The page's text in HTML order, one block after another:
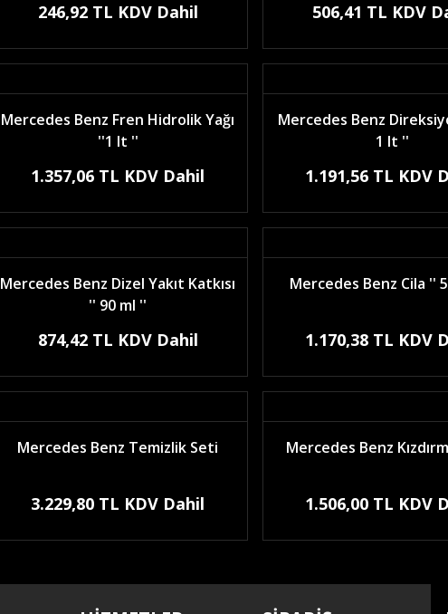
246,92 TL KDV Dahil 506,41 TL KDV
Mercedes Benz Fren Hidrolik Yağı
''1 lt ''
1.357,06 TL KDV Dahil
Mercedes Benz
1 lt ''
1.191,56 TL KDV
Mercedes Benz Dizel Yakıt Katkısı
'' 90 ml ''
874,42 TL KDV Dahil
Mercedes Benz Cila ''
1.170,38 TL KDV
Mercedes Benz Temizlik Seti
3.229,80 TL KDV Dahil
Mercedes Benz
1.506,00 TL KDV